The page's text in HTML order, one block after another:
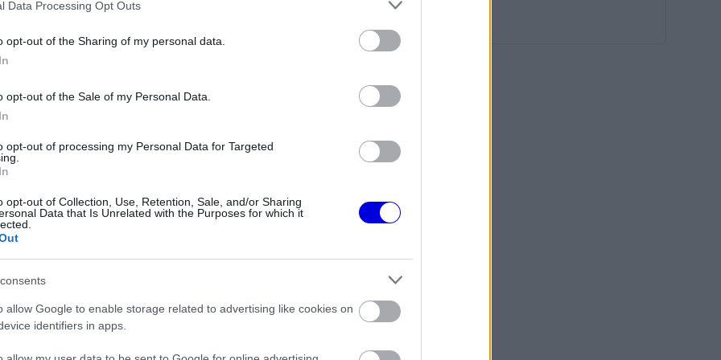
Data Processing Opt Outs
opt-out of the Sharing of my personal data.
opt-out of the Sale of my Personal Data.
opt-out of processing my Personal Data for Targeted
opt-out of Collection, Use, Retention, Sale, and/or Sharing
Data that Is Unrelated with the Purposes for which it
allow Google to enable storage related to advertising like cookies on
identifiers in apps.
rádión, ám sokáig nem derült ki, ki veszi át
Lewis Hamilton
célkeresztben